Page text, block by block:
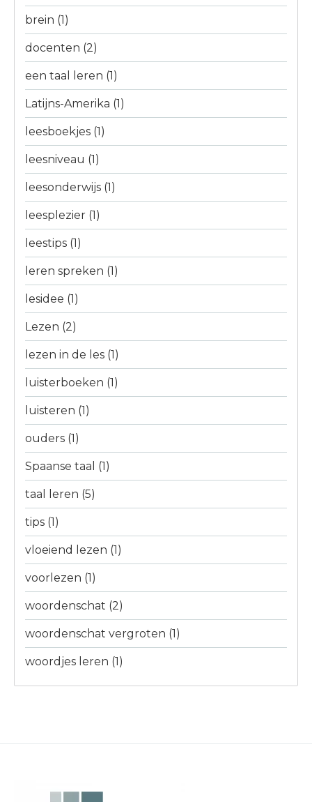
brein (1)
docenten (2)
een taal leren (1)
Latijns-Amerika (1)
leesboekjes (1)
leesniveau (1)
leesonderwijs (1)
leesplezier (1)
leestips (1)
leren spreken (1)
lesidee (1)
Lezen (2)
lezen in de les (1)
luisterboeken (1)
luisteren (1)
ouders (1)
Spaanse taal (1)
taal leren (5)
tips (1)
vloeiend lezen (1)
voorlezen (1)
woordenschat (2)
woordenschat vergroten (1)
woordjes leren (1)